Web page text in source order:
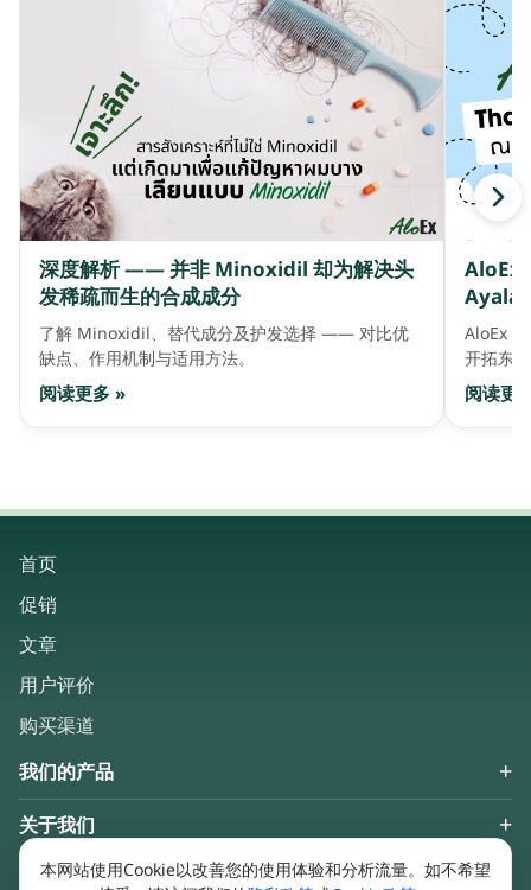
深度解析 —— 并非 Minoxidil 却为解决头
发稀疏而生的合成成分
了解 Minoxidil、替代成分及护发选择 —— 对比优
缺点、作用机制与适用方法。
阅读更多 »
AloEx
Ayala
AloEx
开拓东
阅读更
首页
促销
文章
用户评价
购买渠道
我们的产品
关于我们
Keep in touch
本网站使用Cookie以改善您的使用体验和分析流量。如不希望